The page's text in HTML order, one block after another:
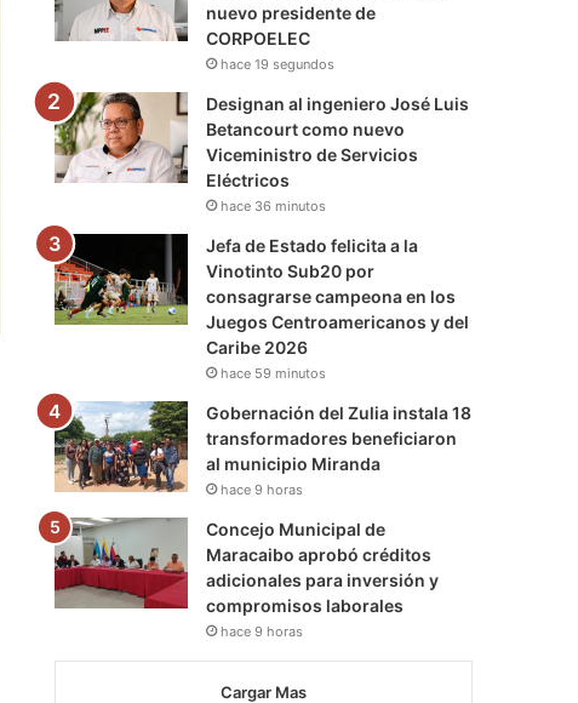
m
nuevo presidente de
CORPOELEC
hace 19 segundos
Designan al ingeniero José Luis
Betancourt como nuevo
Viceministro de Servicios
Eléctricos
hace 36 minutos
Jefa de Estado felicita a la
Vinotinto Sub20 por
consagrarse campeona en los
Juegos Centroamericanos y del
Caribe 2026
hace 59 minutos
Gobernación del Zulia instala 18
transformadores beneficiaron
al municipio Miranda
hace 9 horas
Concejo Municipal de
Maracaibo aprobó créditos
adicionales para inversión y
compromisos laborales
hace 9 horas
Cargar Mas